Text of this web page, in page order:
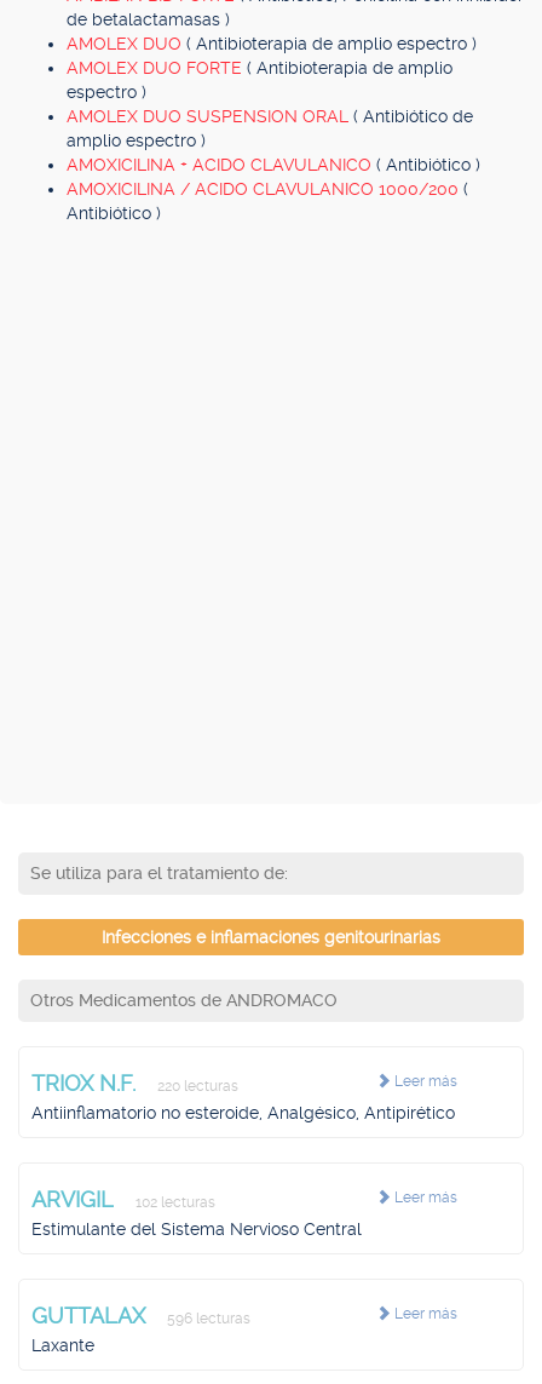
de betalactamasas )
AMOLEX DUO ( Antibioterapia de amplio espectro )
AMOLEX DUO FORTE ( Antibioterapia de amplio
espectro )
AMOLEX DUO SUSPENSION ORAL ( Antibiótico de
amplio espectro )
AMOXICILINA + ACIDO CLAVULANICO ( Antibiótico )
AMOXICILINA / ACIDO CLAVULANICO 1000/200 (
Antibiótico )
Se utiliza para el tratamiento de:
Infecciones e inflamaciones genitourinarias
Otros Medicamentos de ANDROMACO
Leer más
TRIOX N.F. 220 lecturas
Antiinflamatorio no esteroide, Analgésico, Antipirético
Leer más
ARVIGIL 102 lecturas
Estimulante del Sistema Nervioso Central
Leer más
GUTTALAX 596 lecturas
Laxante